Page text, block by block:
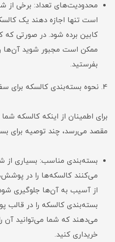
محدودیت‌های تعداد: برخی از
است تنها اجازه دهند یک
کابین برده شود. در صورتی که
ممکن است مجبور شوید آن‌ها
بفرستید.
4. نحوه بسته‌بندی کالسکه برای سفر
برای اطمینان از اینکه کالسکه
مقصد می‌رسد، چند توصیه برای
بسته‌بندی مناسب: بسیاری از
می‌کنند کالسکه‌ها را در
از آسیب به آن‌ها جلوگیری
بسته‌بندی کالسکه را در قالب
می‌دهند که شما می‌توانید آن
خریداری کنید.